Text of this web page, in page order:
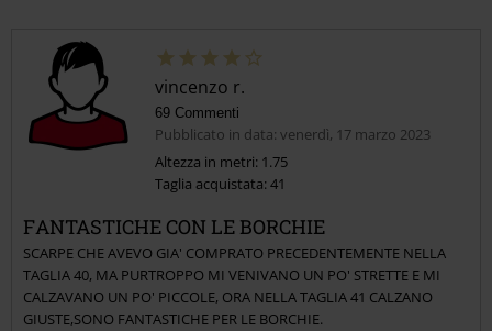
vincenzo r.
69 Commenti
Pubblicato in data: venerdì, 17 marzo 2023
Altezza in metri: 1.75
Taglia acquistata: 41
FANTASTICHE CON LE BORCHIE
SCARPE CHE AVEVO GIA' COMPRATO PRECEDENTEMENTE NELLA
TAGLIA 40, MA PURTROPPO MI VENIVANO UN PO' STRETTE E MI
CALZAVANO UN PO' PICCOLE, ORA NELLA TAGLIA 41 CALZANO
GIUSTE,SONO FANTASTICHE PER LE BORCHIE.